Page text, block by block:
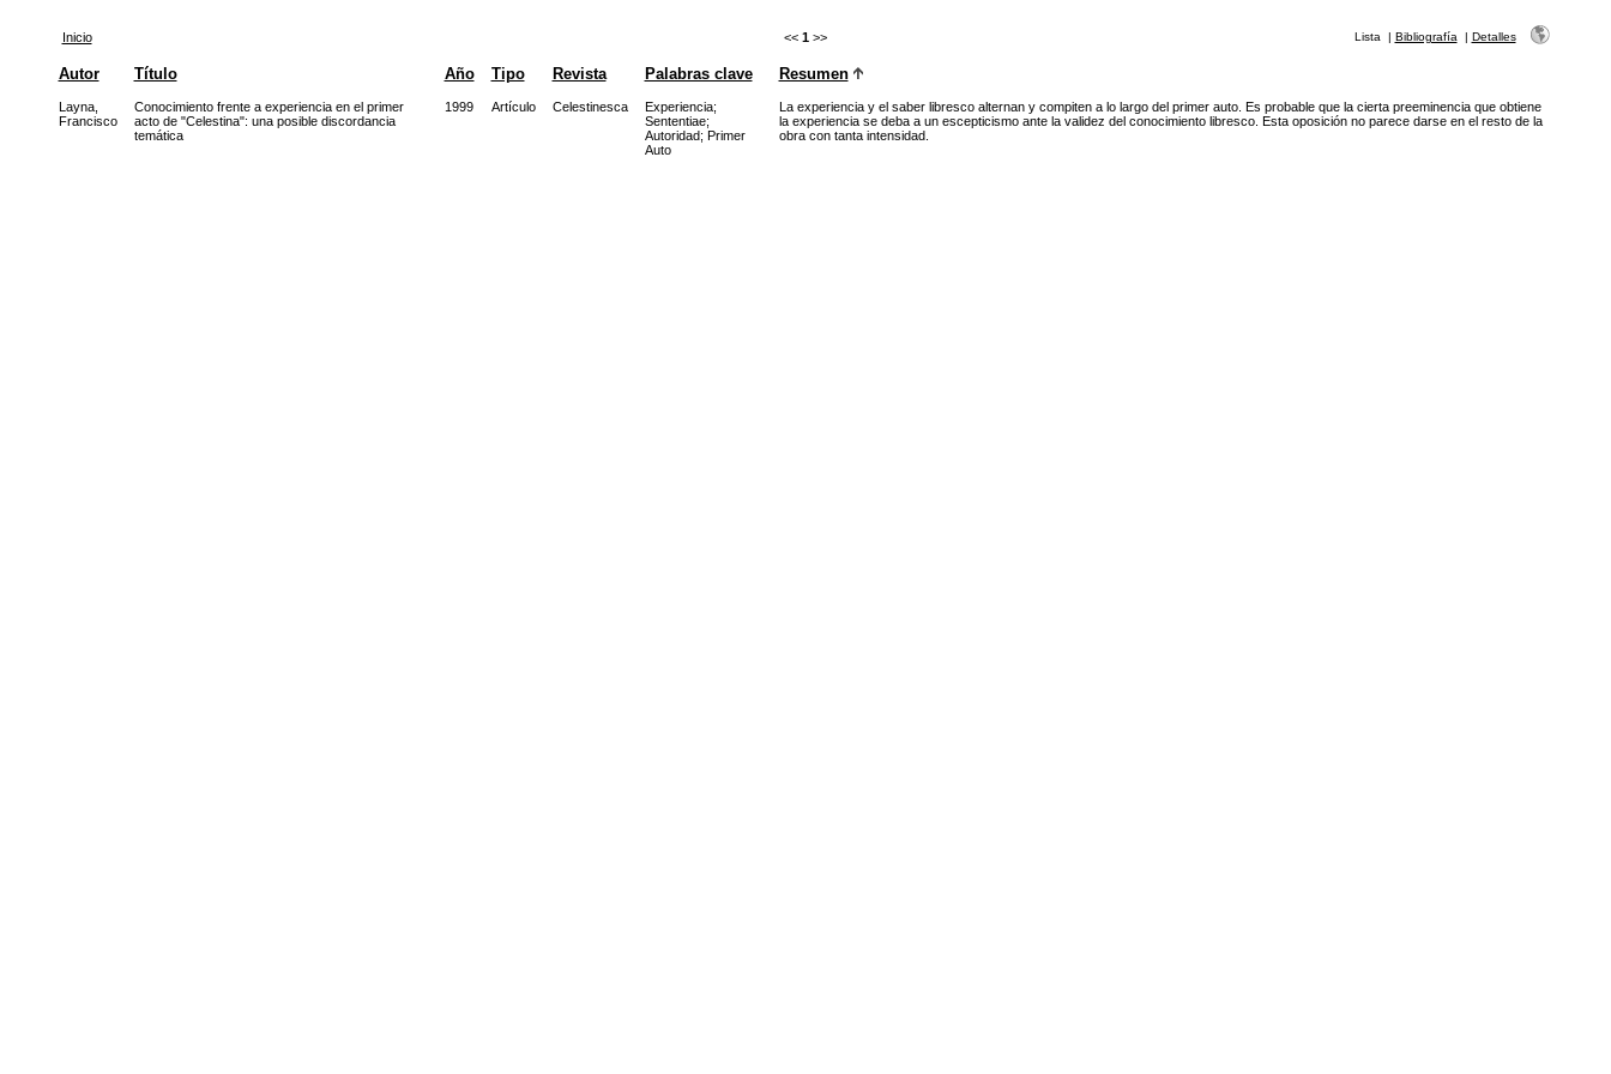
Inicio << 1 >> Lista | Bibliografía | Detalles
Autor Título Año Tipo Revista Palabras clave Resumen
Layna,
Francisco
Conocimiento frente a experiencia en el primer
acto de "Celestina": una posible discordancia
temática
1999 Artículo Celestinesca Experiencia;
Sententiae;
Autoridad; Primer
Auto
La experiencia y el saber libresco alternan y compiten a lo largo del primer auto. Es probable que la cierta preeminencia que obtiene
la experiencia se deba a un escepticismo ante la validez del conocimiento libresco. Esta oposición no parece darse en el resto de la
obra con tanta intensidad.